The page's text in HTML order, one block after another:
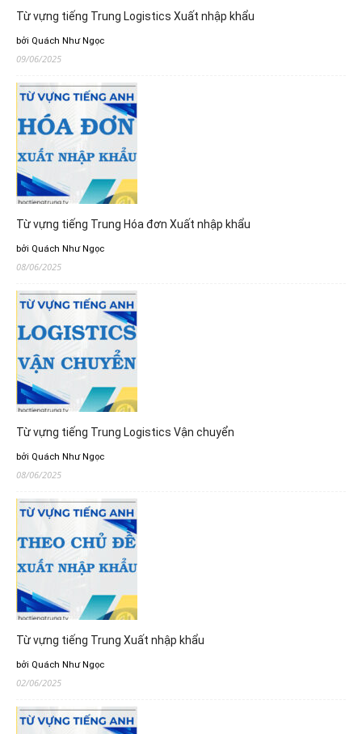
Từ vựng tiếng Trung Logistics Xuất nhập khẩu
bởi Quách Như Ngọc
09/06/2025
Từ vựng tiếng Trung Hóa đơn Xuất nhập khẩu
bởi Quách Như Ngọc
08/06/2025
Từ vựng tiếng Trung Logistics Vận chuyển
bởi Quách Như Ngọc
08/06/2025
Từ vựng tiếng Trung Xuất nhập khẩu
bởi Quách Như Ngọc
02/06/2025